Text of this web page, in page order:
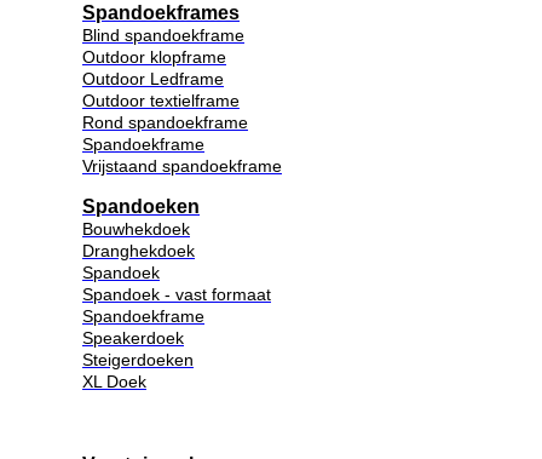
Spandoekframes
Blind spandoekframe
Outdoor klopframe
Outdoor Ledframe
Outdoor textielframe
Rond spandoekframe
Spandoekframe
Vrijstaand spandoekframe
Spandoeken
Bouwhekdoek
Dranghekdoek
Spandoek
Spandoek - vast formaat
Spandoekframe
Speakerdoek
Steigerdoeken
XL Doek